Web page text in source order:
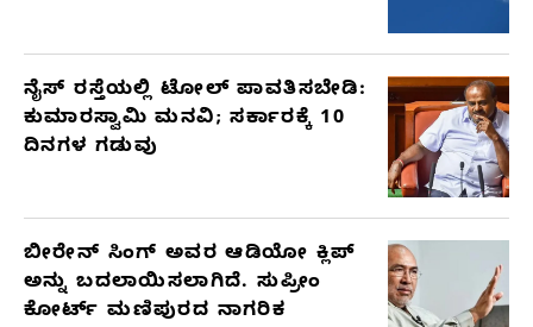
ನೈಸ್ ರಸ್ತೆಯಲ್ಲಿ ಟೋಲ್ ಪಾವತಿಸಬೇಡಿ:
ಕುಮಾರಸ್ವಾಮಿ ಮನವಿ; ಸರ್ಕಾರಕ್ಕೆ 10
ದಿನಗಳ ಗಡುವು
ಬೀರೇನ್ ಸಿಂಗ್ ಅವರ ಆಡಿಯೋ ಕ್ಲಿಪ್
ಅನ್ನು ಬದಲಾಯಿಸಲಾಗಿದೆ. ಸುಪ್ರೀಂ
ಕೋರ್ಟ್ ಮಣಿಪುರದ ನಾಗರಿಕ